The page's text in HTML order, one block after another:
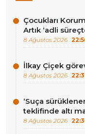
Çocukları
Artık ‘adli
8 Ağustos 2026
İlkay Çiçek
8 Ağustos 2026
‘Suça
teklifinde altı
8 Ağustos 2026